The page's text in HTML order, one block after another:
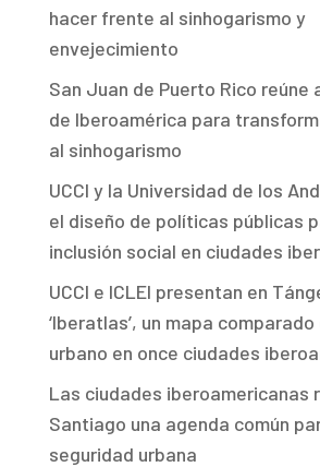
hacer frente al sinhogarismo y
envejecimiento
San Juan de Puerto Rico reúne
de Iberoamérica para
al sinhogarismo
UCCI y la Universidad de los
el diseño de políticas públicas
inclusión social en ciudades
UCCI e ICLEI presentan en
‘Iberatlas’, un mapa
urbano en once ciudades
Las ciudades iberoamericanas
Santiago una agenda común
seguridad urbana